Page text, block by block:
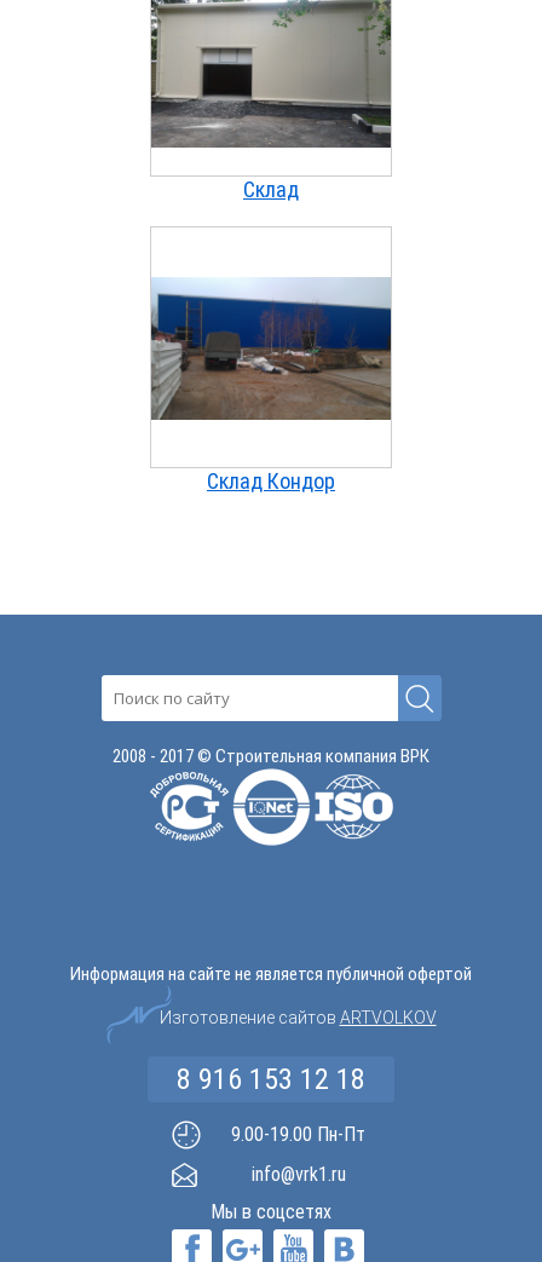
Склад
Склад Кондор
2008 - 2017 © Строительная компания ВРК
Информация на сайте не является публичной офертой
Изготовление сайтов ARTVOLKOV
8 916 153 12 18
9.00-19.00 Пн-Пт
info@vrk1.ru
Мы в соцсетях